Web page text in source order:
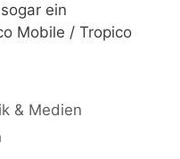
ein
Mobile / Tropico
& Medien